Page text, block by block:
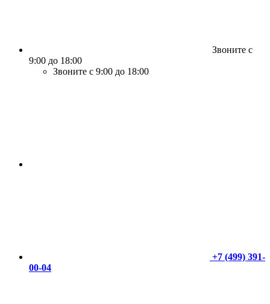
Звоните с
9:00 до 18:00
Звоните с 9:00 до 18:00
+7 (499) 391-
00-04